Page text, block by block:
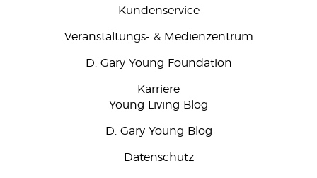
Kundenservice
Veranstaltungs- & Medienzentrum
D. Gary Young Foundation
Karriere
Young Living Blog
D. Gary Young Blog
Datenschutz